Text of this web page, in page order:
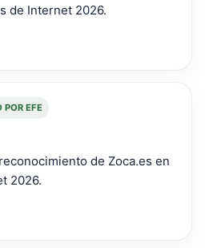
de Internet 2026.
POR EFE
de Zoca.es en
2026.